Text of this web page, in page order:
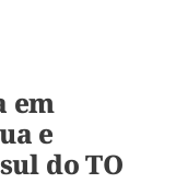
em
e
do TO